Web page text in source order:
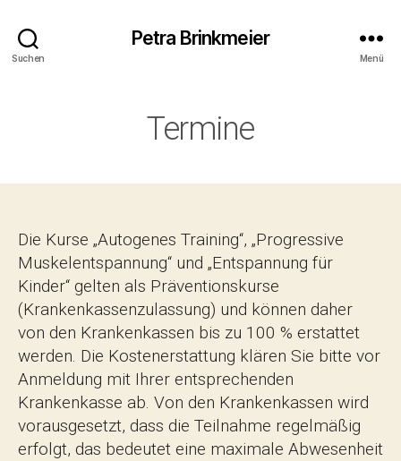
Suchen
Petra Brinkmeier
Menü
Termine
Die Kurse „Autogenes Training“, „Progressive
Muskelentspannung“ und „Entspannung für
Kinder“ gelten als Präventionskurse
(Krankenkassenzulassung) und können daher
von den Krankenkassen bis zu 100 % erstattet
werden. Die Kostenerstattung klären Sie bitte vor
Anmeldung mit Ihrer entsprechenden
Krankenkasse ab. Von den Krankenkassen wird
vorausgesetzt, dass die Teilnahme regelmäßig
erfolgt, das bedeutet eine maximale Abwesenheit